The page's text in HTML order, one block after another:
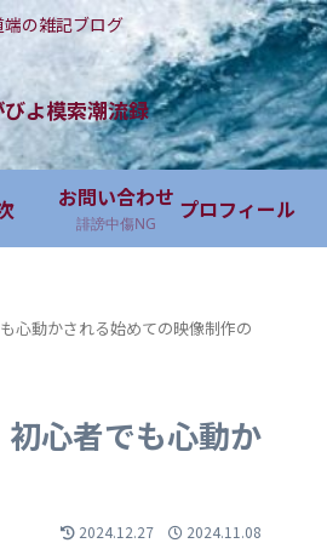
端の雑記ブログ
びよ模索潮流録
お問い合わせ
誹謗中傷NG
プロフィール
心動かされる始めての映像制作の
心者でも心動か
2024.12.27 2024.11.08